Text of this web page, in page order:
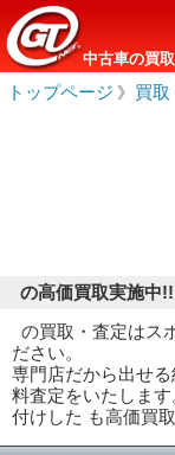
中古車の買
トップページ ＞
買取
の高価買取実施中!!
の買取・査定はス
ださい。
専門店だから出せ
料査定をいたしま
付けした も高価買